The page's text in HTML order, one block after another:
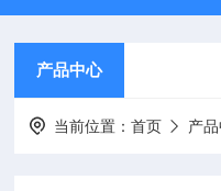
产品中心
当前位置：首页 产